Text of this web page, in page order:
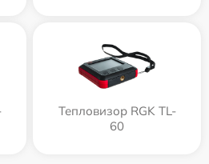
Тепловизор RGK TL-
60